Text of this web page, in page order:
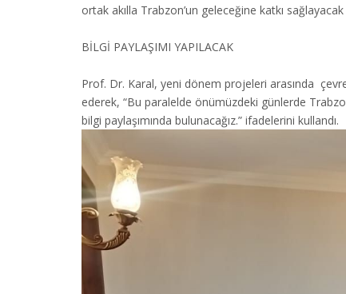
ortak akılla Trabzon’un geleceğine katkı
BİLGİ PAYLAŞIMI YAPILACAK
Prof. Dr. Karal, yeni dönem projeleri arasında
ederek, “Bu paralelde önümüzdeki günlerde
bilgi paylaşımında bulunacağız.” ifadelerini kullandı.